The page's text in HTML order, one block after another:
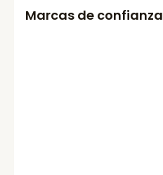
Marcas de confianza